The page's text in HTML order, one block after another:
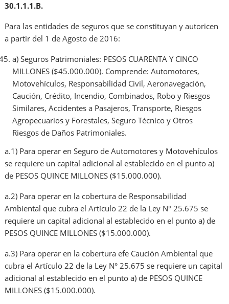
30.1.1.1.B.
Para las entidades de seguros que se constituyan y autoricen
a partir del 1 de Agosto de 2016:
a) Seguros Patrimoniales: PESOS CUARENTA Y CINCO
MILLONES ($45.000.000). Comprende: Automotores,
Motovehículos, Responsabilidad Civil, Aeronavegación,
Caución, Crédito, Incendio, Combinados, Robo y Riesgos
Similares, Accidentes a Pasajeros, Transporte, Riesgos
Agropecuarios y Forestales, Seguro Técnico y Otros
Riesgos de Daños Patrimoniales.
a.1) Para operar en Seguro de Automotores y Motovehículos
se requiere un capital adicional al establecido en el punto a)
de PESOS QUINCE MILLONES ($15.000.000).
a.2) Para operar en la cobertura de Responsabilidad
Ambiental que cubra el Artículo 22 de la Ley N° 25.675 se
requiere un capital adicional al establecido en el punto a) de
PESOS QUINCE MILLONES ($15.000.000).
a.3) Para operar en la cobertura efe Caución Ambiental que
cubra el Artículo 22 de la Ley N° 25.675 se requiere un capital
adicional al establecido en el punto a) de PESOS QUINCE
MILLONES ($15.000.000).